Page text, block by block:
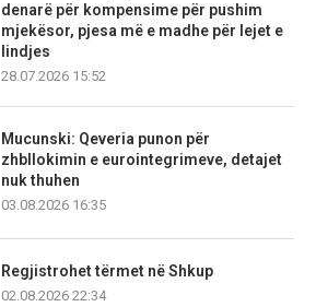
denarë për kompensime për pushim
mjekësor, pjesa më e madhe për lejet e
lindjes
28.07.2026 15:52
Mucunski: Qeveria punon për
zhbllokimin e eurointegrimeve, detajet
nuk thuhen
03.08.2026 16:35
Regjistrohet tërmet në Shkup
02.08.2026 22:34